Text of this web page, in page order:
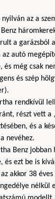
nyilván az a
a garázsból
az autó
és még csak
és szép
rendkívül
részt vett a
és a
nevéhez.
Benz jobban
és ezt be is
akkor 38
nélkül